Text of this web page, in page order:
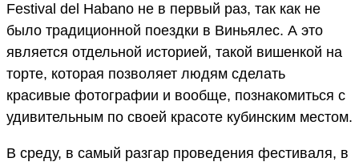
Festival del Habano не в первый раз, так как не
было традиционной поездки в Виньялес. А это
является отдельной историей, такой вишенкой на
торте, которая позволяет людям сделать
красивые фотографии и вообще, познакомиться с
удивительным по своей красоте кубинским местом.
В среду, в самый разгар проведения фестиваля, в